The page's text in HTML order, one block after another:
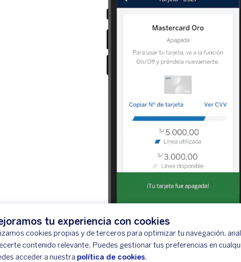
tu experiencia con cookies
cookies propias y de terceros para optimizar tu navegación,
contenido relevante. Puedes gestionar tus preferencias en
acceder a nuestra política de cookies.